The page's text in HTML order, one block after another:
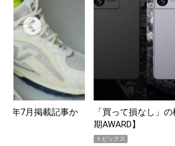
年7月掲載記事か
「買って損なし」
期AWARD】
トピックス